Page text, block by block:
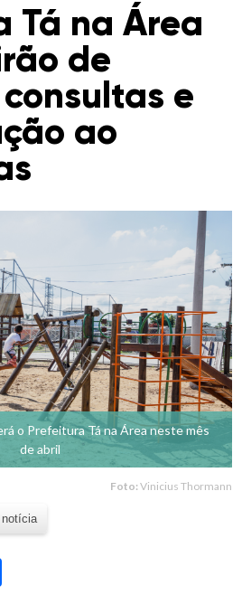
Tá na Área
de
e
ao
o Prefeitura Tá na Área neste mês
de abril
Foto: Vinicius Thormann
notícia